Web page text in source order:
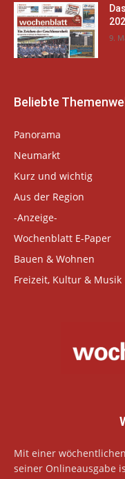
9.
Beliebte
Panorama
Neumarkt
Kurz und wichtig
Aus der Region
-Anzeige-
Wochenblatt E-Paper
Bauen & Wohnen
Freizeit, Kultur & Musik
Mit einer
seiner Onlineausgabe